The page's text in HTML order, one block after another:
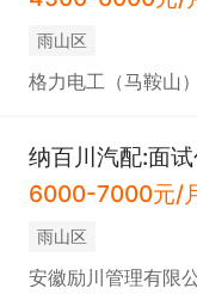
雨山区
格力电工（马鞍山
6000-7000元/
雨山区
安徽励川管理有限